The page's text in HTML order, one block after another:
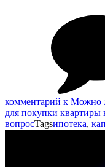
комментарий к Можно
для покупки квартиры
вопросTagsипотека,